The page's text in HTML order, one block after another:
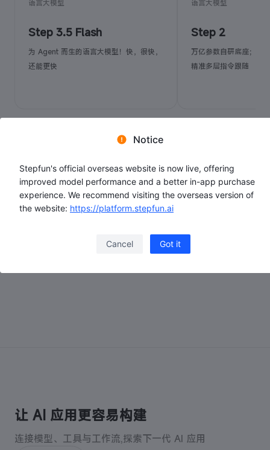
语言大模型
Step 3.5 Flash
为 Agent 而生的语言大模型！快，很快，
还能更快
语言大模型
Step 2
万亿参数自研底座；深
精准多层指令跟随
文档中心 了解定价
让 AI 应用更容易构建
连接模型、工具与工作流,探索下一代 AI 应用
Notice
Stepfun's official overseas website is now live, offering
improved model performance and a better in-app purchase
experience. We recommend visiting the overseas version of
the website: https://platform.stepfun.ai
Cancel Got it